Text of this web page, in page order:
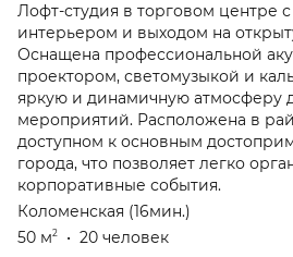
Лофт-студия в торговом центре
интерьером и выходом на
Оснащена профессиональной
проектором, светомузыкой и
яркую и динамичную атмосферу
мероприятий. Расположена в
доступном к основным
города, что позволяет легко
корпоративные события.
Коломенская (16мин.)
50 м2 • 20 человек